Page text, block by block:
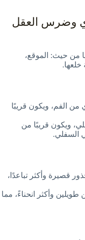
وضرس العقل
من حيث: الموقع،
خلعها.
الفم، ويكون قريبًا
ويكون قريبًا من
السفلي.
قصيرة وأكثر تباعدًا،
وأكثر انحناءً، مما